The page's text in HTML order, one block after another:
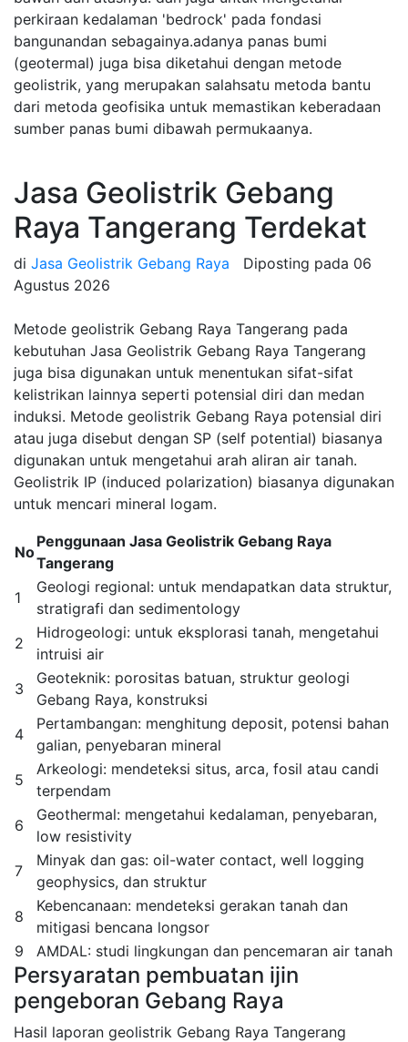
perkiraan kedalaman 'bedrock' pada fondasi
bangunandan sebagainya.adanya panas bumi
(geotermal) juga bisa diketahui dengan metode
geolistrik, yang merupakan salahsatu metoda bantu
dari metoda geofisika untuk memastikan keberadaan
sumber panas bumi dibawah permukaanya.
Jasa Geolistrik Gebang
Raya Tangerang Terdekat
di Jasa Geolistrik Gebang Raya Diposting pada 06
Agustus 2026
Metode geolistrik Gebang Raya Tangerang pada
kebutuhan Jasa Geolistrik Gebang Raya Tangerang
juga bisa digunakan untuk menentukan sifat-sifat
kelistrikan lainnya seperti potensial diri dan medan
induksi. Metode geolistrik Gebang Raya potensial diri
atau juga disebut dengan SP (self potential) biasanya
digunakan untuk mengetahui arah aliran air tanah.
Geolistrik IP (induced polarization) biasanya digunakan
untuk mencari mineral logam.
No
Penggunaan Jasa Geolistrik Gebang Raya
Tangerang
1
Geologi regional: untuk mendapatkan data struktur,
stratigrafi dan sedimentology
2
Hidrogeologi: untuk eksplorasi tanah, mengetahui
intruisi air
3
Geoteknik: porositas batuan, struktur geologi
Gebang Raya, konstruksi
4
Pertambangan: menghitung deposit, potensi bahan
galian, penyebaran mineral
5
Arkeologi: mendeteksi situs, arca, fosil atau candi
terpendam
6
Geothermal: mengetahui kedalaman, penyebaran,
low resistivity
7
Minyak dan gas: oil-water contact, well logging
geophysics, dan struktur
8
Kebencanaan: mendeteksi gerakan tanah dan
mitigasi bencana longsor
9
AMDAL: studi lingkungan dan pencemaran air tanah
Persyaratan pembuatan ijin
pengeboran Gebang Raya
Hasil laporan geolistrik Gebang Raya Tangerang